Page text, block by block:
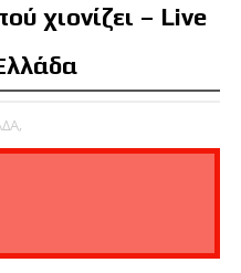
χιονίζει – Live